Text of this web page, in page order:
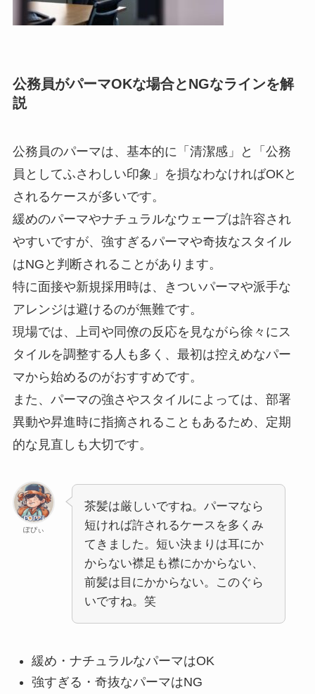
公務員がパーマOKな場合とNGなラインを解
説
公務員のパーマは、基本的に「清潔感」と「公務
員としてふさわしい印象」を損なわなければOKと
されるケースが多いです。
緩めのパーマやナチュラルなウェーブは許容され
やすいですが、強すぎるパーマや奇抜なスタイル
はNGと判断されることがあります。
特に面接や新規採用時は、きついパーマや派手な
アレンジは避けるのが無難です。
現場では、上司や同僚の反応を見ながら徐々にス
タイルを調整する人も多く、最初は控えめなパー
マから始めるのがおすすめです。
また、パーマの強さやスタイルによっては、部署
異動や昇進時に指摘されることもあるため、定期
的な見直しも大切です。
ぽぴぃ
茶髪は厳しいですね。パーマなら
短ければ許されるケースを多くみ
てきました。短い決まりは耳にか
からない襟足も襟にかからない、
前髪は目にかからない。このぐら
いですね。笑
緩め・ナチュラルなパーマはOK
強すぎる・奇抜なパーマはNG